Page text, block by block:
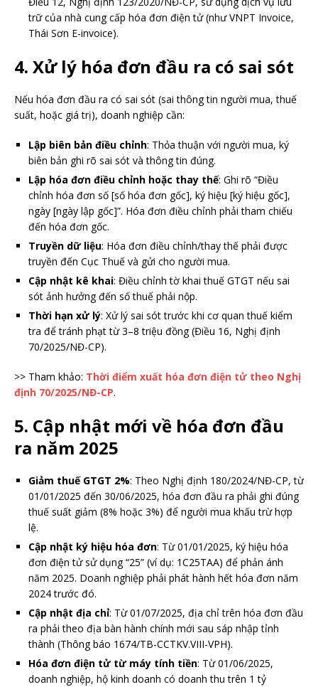
trữ của nhà cung cấp hóa đơn điện tử (như VNPT Invoice,
Thái Sơn E-invoice).
4. Xử lý hóa đơn đầu ra có sai sót
Nếu hóa đơn đầu ra có sai sót (sai thông tin người mua, thuế
suất, hoặc giá trị), doanh nghiệp cần:
Lập biên bản điều chỉnh: Thỏa thuận với người mua, ký
biên bản ghi rõ sai sót và thông tin đúng.
Lập hóa đơn điều chỉnh hoặc thay thế: Ghi rõ “Điều
chỉnh hóa đơn số [số hóa đơn gốc], ký hiệu [ký hiệu gốc],
ngày [ngày lập gốc]”. Hóa đơn điều chỉnh phải tham chiếu
đến hóa đơn gốc.
Truyền dữ liệu: Hóa đơn điều chỉnh/thay thế phải được
truyền đến Cục Thuế và gửi cho người mua.
Cập nhật kê khai: Điều chỉnh tờ khai thuế GTGT nếu sai
sót ảnh hưởng đến số thuế phải nộp.
Thời hạn xử lý: Xử lý sai sót trước khi cơ quan thuế kiểm
tra để tránh phạt từ 3–8 triệu đồng (Điều 16, Nghị định
70/2025/NĐ-CP).
>> Tham khảo: Thời điểm xuất hóa đơn điện tử theo Nghị
định 70/2025/NĐ-CP.
5. Cập nhật mới về hóa đơn đầu
ra năm 2025
Giảm thuế GTGT 2%: Theo Nghị định 180/2024/NĐ-CP, từ
01/01/2025 đến 30/06/2025, hóa đơn đầu ra phải ghi đúng
thuế suất giảm (8% hoặc 3%) để người mua khấu trừ hợp
lệ.
Cập nhật ký hiệu hóa đơn: Từ 01/01/2025, ký hiệu hóa
đơn điện tử sử dụng “25” (ví dụ: 1C25TAA) để phản ánh
năm 2025. Doanh nghiệp phải phát hành hết hóa đơn năm
2024 trước đó.
Cập nhật địa chỉ: Từ 01/07/2025, địa chỉ trên hóa đơn đầu
ra phải theo địa bàn hành chính mới sau sáp nhập tỉnh
thành (Thông báo 1674/TB-CCTKV.VIII-VPH).
Hóa đơn điện tử từ máy tính tiền: Từ 01/06/2025,
doanh nghiệp, hộ kinh doanh có doanh thu trên 1 tỷ